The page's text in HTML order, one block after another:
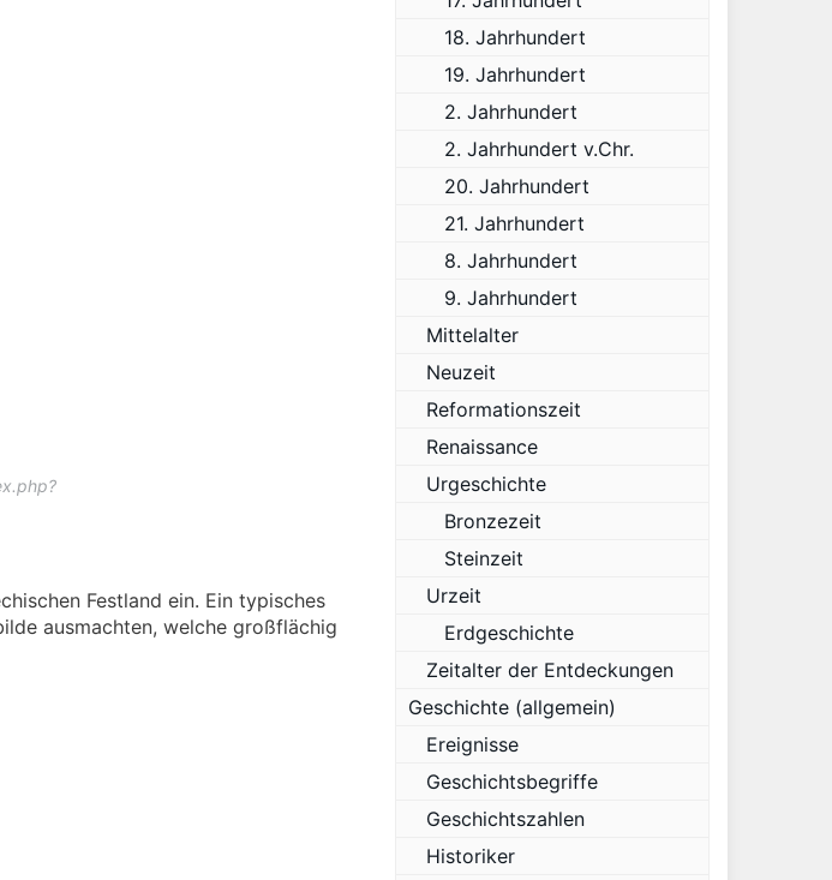
Festland ein. Ein typisches
ausmachten, welche großflächig
18. Jahrhundert
19. Jahrhundert
2. Jahrhundert
2. Jahrhundert v.Chr.
20. Jahrhundert
21. Jahrhundert
8. Jahrhundert
9. Jahrhundert
Mittelalter
Neuzeit
Reformationszeit
Renaissance
Urgeschichte
Bronzezeit
Steinzeit
Urzeit
Erdgeschichte
Zeitalter der Entdeckungen
Geschichte (allgemein)
Ereignisse
Geschichtsbegriffe
Geschichtszahlen
Historiker